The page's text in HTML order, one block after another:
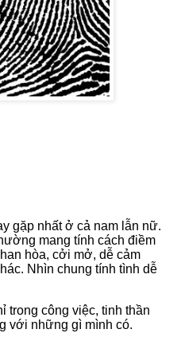
gặp nhất ở cả nam lẫn nữ.
mang tính cách điềm
hòa, cởi mở, dễ cảm
Nhìn chung tính tình dễ
trong công việc, tinh thần
với những gì mình có.